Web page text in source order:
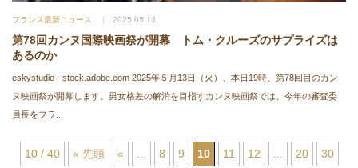
フランス最新ニュース 2025.05.13.
第78回カンヌ国際映画祭が開幕 トム・クルーズのサプライズは
あるのか
eskystudio - stock.adobe.com 2025年５月13日（火）、本日19時、第78回目のカン
ヌ映画祭が開幕します。男女格差の解消を目指すカンヌ映画祭では、今年の審査委
員長をフラ...
10 / 40 « 先頭 « 8 9 10 11 12 20 30